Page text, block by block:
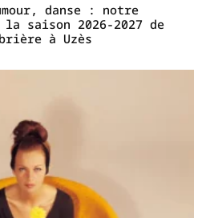
danse : notre
saison 2026-2027 de
à Uzès